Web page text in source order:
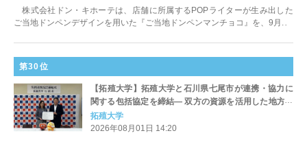
株式会社ドン・キホーテは、店舗に所属するPOPライターが生み出した
ご当地ドンペンデザインを用いた『ご当地ドンペンマンチョコ』を、9月...
第30位
【拓殖大学】拓殖大学と石川県七尾市が連携・協力に
関する包括協定を締結― 双方の資源を活用した地方創
生の実現および教育・学術研を推進 ―
拓殖大学
2026年08月01日 14:20